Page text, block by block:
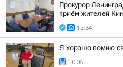
Прокурор
приём жителей
15:34
Я хорошо помню
10:08